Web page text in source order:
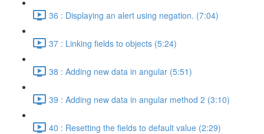
36 : Displaying an alert using negation. (7:04)
37 : Linking fields to objects (5:24)
38 : Adding new data in angular (5:51)
39 : Adding new data in angular method 2 (3:10)
40 : Resetting the fields to default value (2:29)